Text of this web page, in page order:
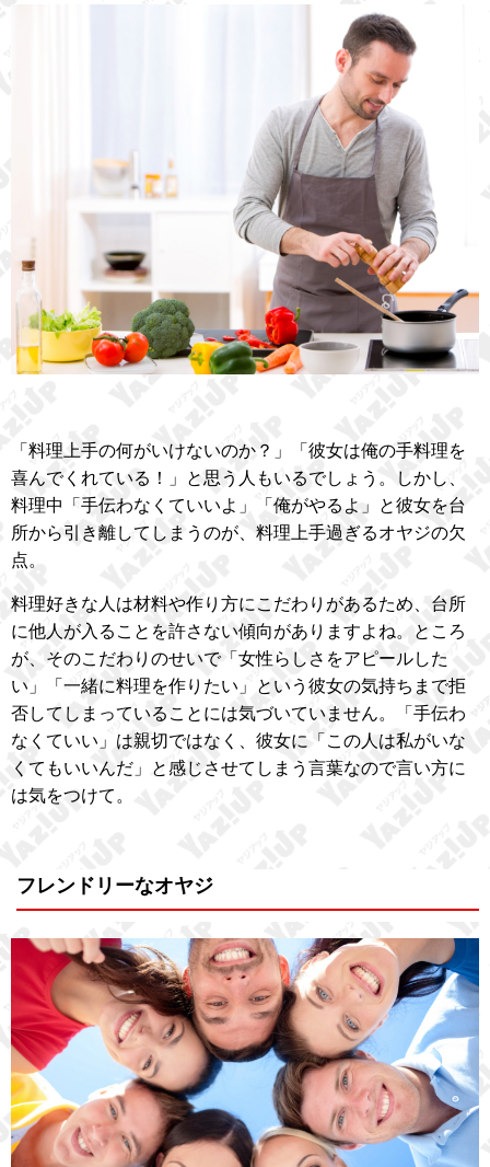
「料理上手の何がいけないのか？」「彼女は俺の手料理を
喜んでくれている！」と思う人もいるでしょう。しかし、
料理中「手伝わなくていいよ」「俺がやるよ」と彼女を台
所から引き離してしまうのが、料理上手過ぎるオヤジの欠
点。
料理好きな人は材料や作り方にこだわりがあるため、台所
に他人が入ることを許さない傾向がありますよね。ところ
が、そのこだわりのせいで「女性らしさをアピールした
い」「一緒に料理を作りたい」という彼女の気持ちまで拒
否してしまっていることには気づいていません。「手伝わ
なくていい」は親切ではなく、彼女に「この人は私がいな
くてもいいんだ」と感じさせてしまう言葉なので言い方に
は気をつけて。
フレンドリーなオヤジ